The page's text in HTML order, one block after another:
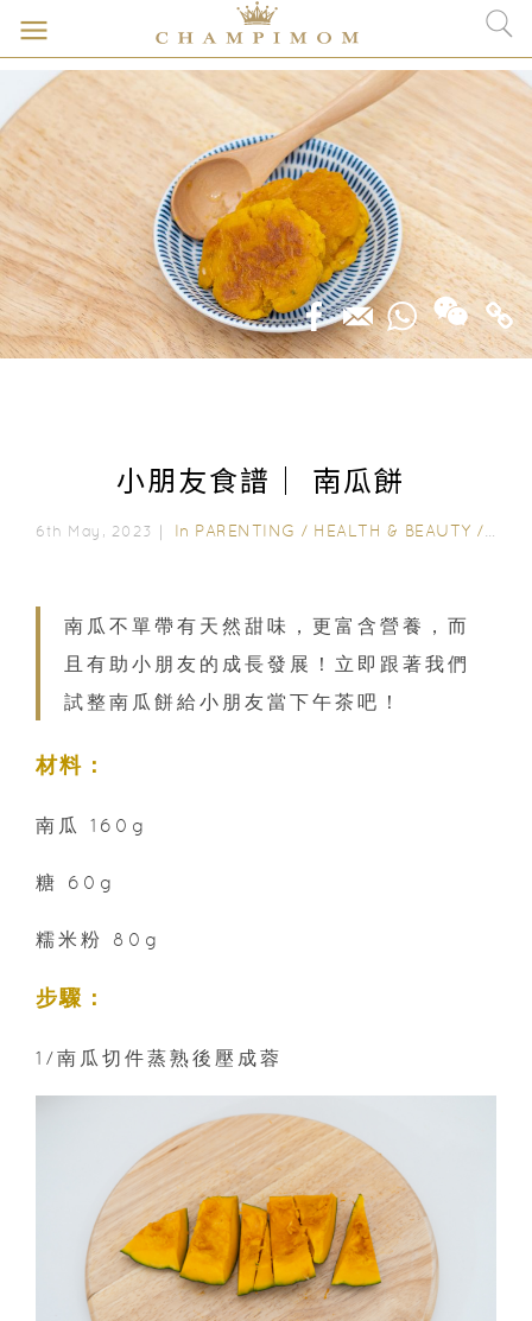
小朋友食譜｜ 南瓜餅
6th May, 2023｜ In PARENTING / HEALTH & BEAUTY /
南瓜不單帶有天然甜味，更富含營養，而
且有助小朋友的成長發展！立即跟著我們
試整南瓜餅給小朋友當下午茶吧！
材料：
南瓜 160g
糖 60g
糯米粉 80g
步驟：
1/南瓜切件蒸熟後壓成蓉